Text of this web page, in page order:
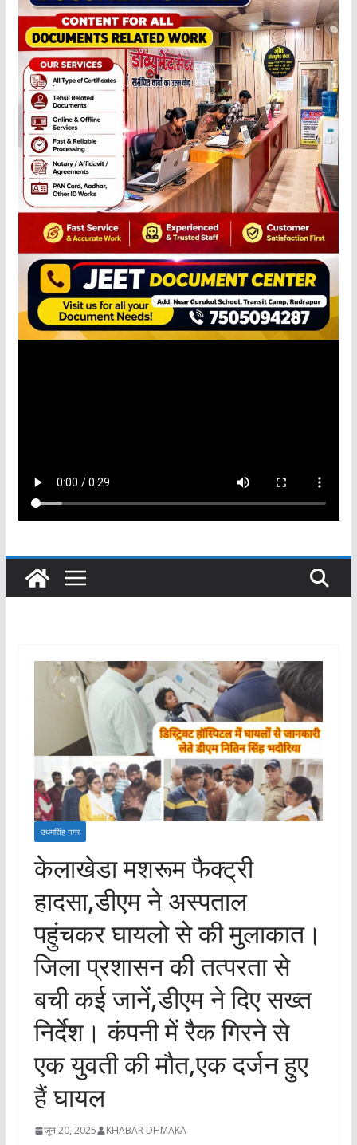
उधमसिंह नगर
केलाखेडा मशरूम फैक्ट्री
हादसा,डीएम ने अस्पताल
पहुंचकर घायलो से की मुलाकात।
जिला प्रशासन की तत्परता से
बची कई जानें,डीएम ने दिए सख्त
निर्देश। कंपनी में रैक गिरने से
एक युवती की मौत,एक दर्जन हुए
हैं घायल
जून 20, 2025 KHABAR DHMAKA